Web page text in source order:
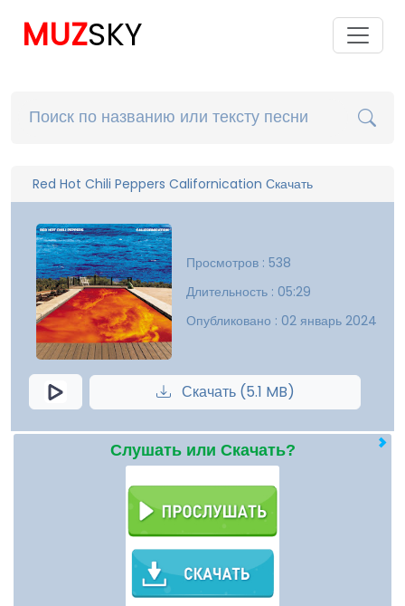
MUZSKY
Red Hot Chili Peppers Californication Скачать
Просмотров : 538
Длительность : 05:29
Опубликовано : 02 январь 2024
Скачать (5.1 MB)
Слушать или Скачать?